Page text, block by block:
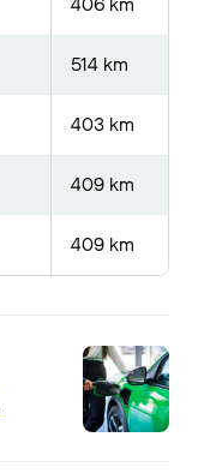
514 km
403 km
409 km
409 km